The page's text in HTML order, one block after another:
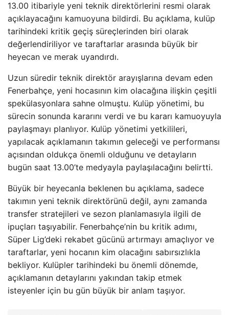
13.00 itibariyle yeni teknik direktörlerini resmi olarak
açıklayacağını kamuoyuna bildirdi. Bu açıklama, kulüp
tarihindeki kritik geçiş süreçlerinden biri olarak
değerlendiriliyor ve taraftarlar arasında büyük bir
heyecan ve merak uyandırdı.
Uzun süredir teknik direktör arayışlarına devam eden
Fenerbahçe, yeni hocasının kim olacağına ilişkin çeşitli
spekülasyonlara sahne olmuştu. Kulüp yönetimi, bu
sürecin sonunda kararını verdi ve bu kararı kamuoyuyla
paylaşmayı planlıyor. Kulüp yönetimi yetkilileri,
yapılacak açıklamanın takımın geleceği ve performansı
açısından oldukça önemli olduğunu ve detayların
bugün saat 13.00’te medyayla paylaşılacağını belirtti.
Büyük bir heyecanla beklenen bu açıklama, sadece
takımın yeni teknik direktörünü değil, aynı zamanda
transfer stratejileri ve sezon planlamasıyla ilgili de
ipuçları taşıyabilir. Fenerbahçe’nin bu kritik adımı,
Süper Lig’deki rekabet gücünü artırmayı amaçlıyor ve
taraftarlar, yeni hocanın kim olacağını sabırsızlıkla
bekliyor. Kulüpler tarihindeki bu önemli dönemde,
açıklamanın detaylarını yakından takip etmek
isteyenler için bu gün büyük bir anlam taşıyor.